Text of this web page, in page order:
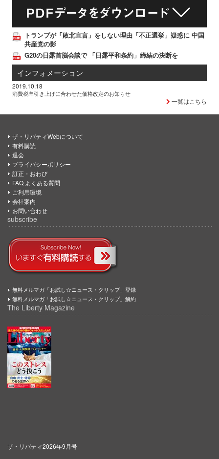
トランプが「敗北宣言」をしない理由「不正選挙」疑惑に 中国
共産党の影
G20の日露首脳会談で 「日露平和条約」締結の決断を
インフォメーション
2019.10.18
消費税率引き上げに合わせた価格改定のお知らせ
一覧はこちら
ザ・リバティWebについて
有料購読
退会
プライバシーポリシー
訂正・おわび
FAQ よくある質問
ご利用環境
会社案内
お問い合わせ
subscribe
無料メルマガ「お試し☆ニュース・クリップ」登録
無料メルマガ「お試し☆ニュース・クリップ」解約
The Liberty Magazine
ザ・リバティ2026年9月号